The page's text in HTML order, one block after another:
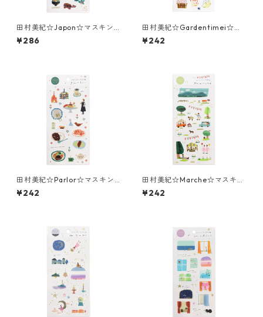
田村美紀☆Japon☆マスキン
グシール☆(J290)☆SAIEN☆
金箔
¥286
田村美紀☆Gardentimei☆マ
スキングシール☆(J292)☆SAI
EN☆
¥242
田村美紀☆Parlor☆マスキン
グシール☆(J293)☆SAIEN☆
¥242
田村美紀☆Marche☆マスキン
グシール☆(J295)☆SAIEN☆
¥242